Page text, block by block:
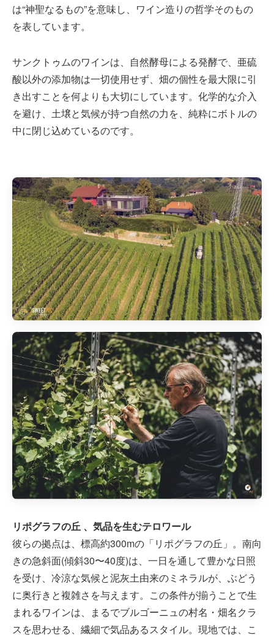
は“神聖なるもの”を意味し、ワイン造りの哲学そのもの
を表しています。
サンクトゥムのワインは、自然酵母による発酵で、亜硫
酸以外の添加物は一切使用せず、畑の個性を最大限に引
き出すことを何よりも大切にしています。化学的な介入
を避け、土壌と気候が持つ自然の力を、純粋にボトルの
中に閉じ込めているのです。
リポグラフの丘 、気品を生むテロワール
彼らの拠点は、標高約300mの「リポグラフの丘」。南向
きの急斜面(傾斜30〜40度)は、一日を通して豊かな日照
を受け、冷涼な気候と泥灰土由来のミネラルが、ぶどう
に奥行きと複雑さを与えます。この条件が揃うことで生
まれるワインは、まるでブルゴーニュの村名・畑名クラ
スを思わせる、繊細で気品あるスタイル。現地では、こ